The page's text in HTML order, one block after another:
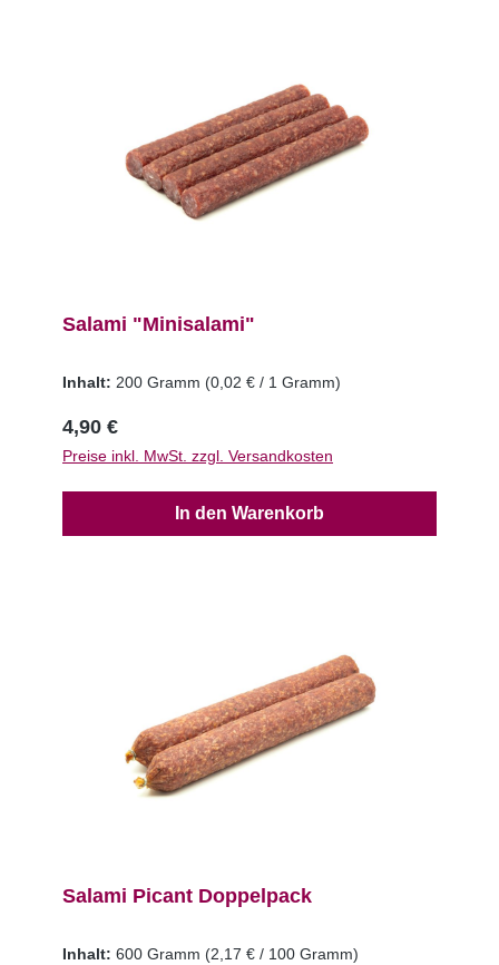
Salami "Minisalami"
Inhalt: 200 Gramm (0,02 € / 1 Gramm)
4,90 €
Preise inkl. MwSt. zzgl. Versandkosten
In den Warenkorb
Salami Picant Doppelpack
Inhalt: 600 Gramm (2,17 € / 100 Gramm)